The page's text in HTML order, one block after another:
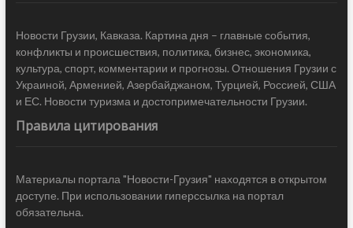
Новости Грузии, Кавказа. Картина дня – главные события,
конфликты и происшествия, политика, бизнес, экономика,
культура, спорт, комментарии и прогнозы. Отношения Грузии с
Украиной, Арменией, Азербайджаном, Турцией, Россией, США
и ЕС. Новости туризма и достопримечательности Грузии.
Правила цитирования
Материалы портала "Новости-Грузия" находятся в открытом
доступе. При использовании гиперссылка на портал
обязательна.